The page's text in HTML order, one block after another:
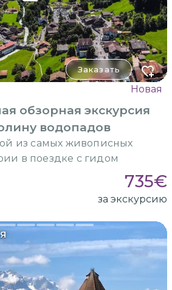
Заказать
Новая
обзорная экскурсия
водопадов
из самых живописных
в поездке с гидом
735€
за экскурсию